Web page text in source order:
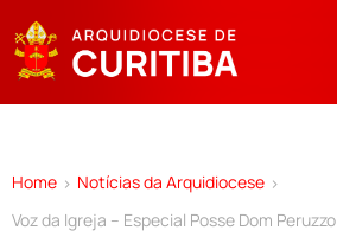
Home > Notícias da Arquidiocese >
Voz da Igreja – Especial Posse Dom Peruzzo